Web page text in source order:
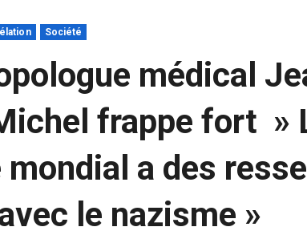
Société
médical
frappe fort »
a des
le nazisme »